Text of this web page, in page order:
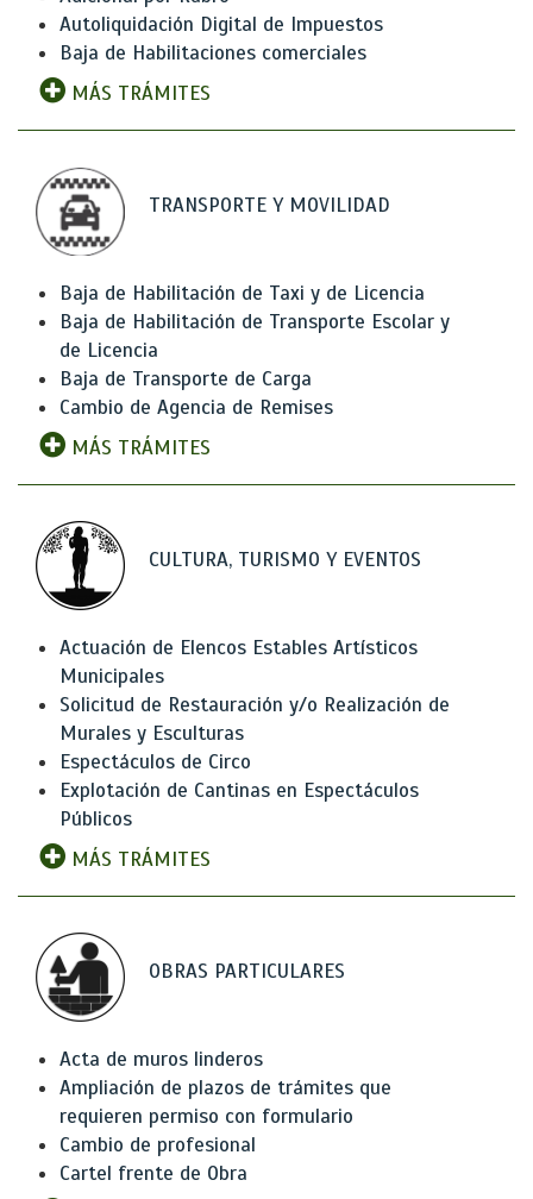
Autoliquidación Digital de Impuestos
Baja de Habilitaciones comerciales
MÁS TRÁMITES
TRANSPORTE Y MOVILIDAD
Baja de Habilitación de Taxi y de Licencia
Baja de Habilitación de Transporte Escolar y
de Licencia
Baja de Transporte de Carga
Cambio de Agencia de Remises
MÁS TRÁMITES
CULTURA, TURISMO Y EVENTOS
Actuación de Elencos Estables Artísticos
Municipales
Solicitud de Restauración y/o Realización de
Murales y Esculturas
Espectáculos de Circo
Explotación de Cantinas en Espectáculos
Públicos
MÁS TRÁMITES
OBRAS PARTICULARES
Acta de muros linderos
Ampliación de plazos de trámites que
requieren permiso con formulario
Cambio de profesional
Cartel frente de Obra